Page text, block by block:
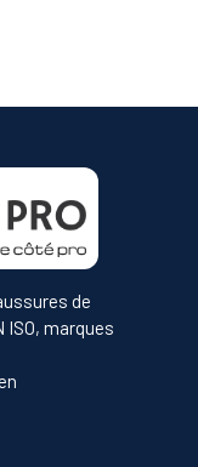
de
marques